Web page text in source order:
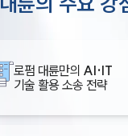
로펌 대륜만의 AI·IT
기술 활용 소송 전략